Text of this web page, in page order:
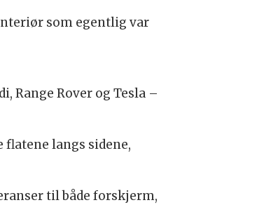
som egentlig var
Range Rover og Tesla –
flatene langs sidene,
til både forskjerm,